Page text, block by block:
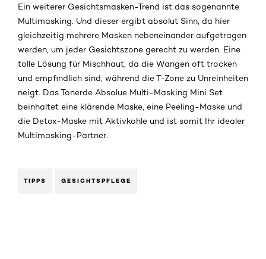
Ein weiterer Gesichtsmasken-Trend ist das sogenannte
Multimasking. Und dieser ergibt absolut Sinn, da hier
gleichzeitig mehrere Masken nebeneinander aufgetragen
werden, um jeder Gesichtszone gerecht zu werden. Eine
tolle Lösung für Mischhaut, da die Wangen oft trocken
und empfindlich sind, während die T-Zone zu Unreinheiten
neigt. Das Tonerde Absolue Multi-Masking Mini Set
beinhaltet eine klärende Maske, eine Peeling-Maske und
die Detox-Maske mit Aktivkohle und ist somit Ihr idealer
Multimasking-Partner.
TIPPS GESICHTSPFLEGE